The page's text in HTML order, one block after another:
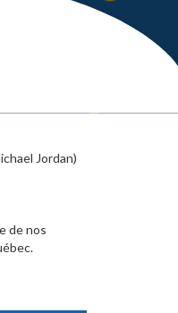
Jordan)
de nos